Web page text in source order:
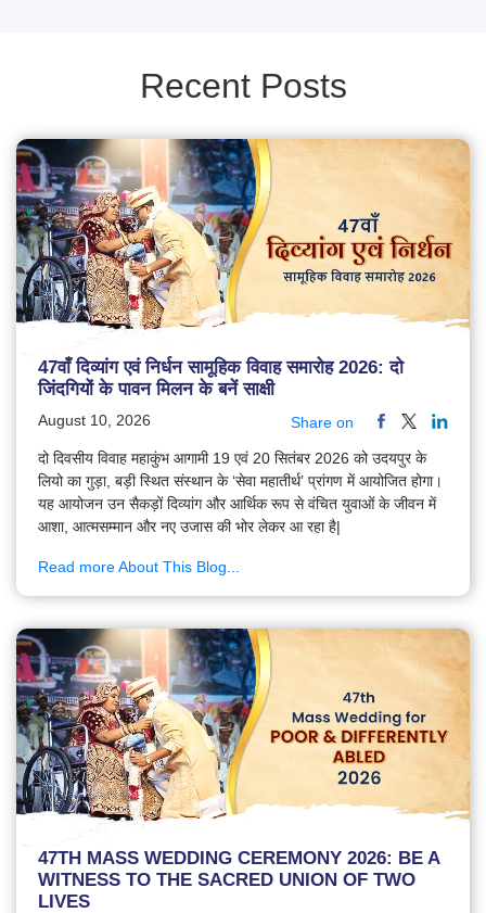
Recent Posts
47वाँ दिव्यांग एवं निर्धन सामूहिक विवाह समारोह 2026: दो
जिंदगियों के पावन मिलन के बनें साक्षी
August 10, 2026 Share on
दो दिवसीय विवाह महाकुंभ आगामी 19 एवं 20 सितंबर 2026 को उदयपुर के
लियो का गुड़ा, बड़ी स्थित संस्थान के ‘सेवा महातीर्थ’ प्रांगण में आयोजित होगा।
यह आयोजन उन सैकड़ों दिव्यांग और आर्थिक रूप से वंचित युवाओं के जीवन में
आशा, आत्मसम्मान और नए उजास की भोर लेकर आ रहा है|
Read more About This Blog...
47TH MASS WEDDING CEREMONY 2026: BE A
WITNESS TO THE SACRED UNION OF TWO
LIVES